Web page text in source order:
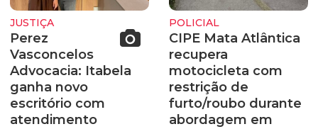
JUSTIÇA
Perez
Vasconcelos
Advocacia: Itabela
ganha novo
escritório com
atendimento
POLICIAL
CIPE Mata Atlântica
recupera
motocicleta com
restrição de
furto/roubo durante
abordagem em